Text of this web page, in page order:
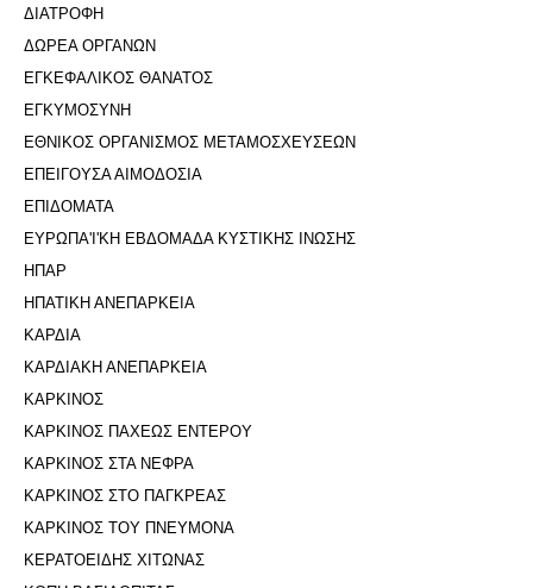
ΔΙΑΤΡΟΦΗ
ΔΩΡΕΑ ΟΡΓΑΝΩΝ
ΕΓΚΕΦΑΛΙΚΟΣ ΘΑΝΑΤΟΣ
ΕΓΚΥΜΟΣΥΝΗ
ΕΘΝΙΚΟΣ ΟΡΓΑΝΙΣΜΟΣ ΜΕΤΑΜΟΣΧΕΥΣΕΩΝ
ΕΠΕΙΓΟΥΣΑ ΑΙΜΟΔΟΣΙΑ
ΕΠΙΔΟΜΑΤΑ
ΕΥΡΩΠΑ'Ι'ΚΗ ΕΒΔΟΜΑΔΑ ΚΥΣΤΙΚΗΣ ΙΝΩΣΗΣ
ΗΠΑΡ
ΗΠΑΤΙΚΗ ΑΝΕΠΑΡΚΕΙΑ
ΚΑΡΔΙΑ
ΚΑΡΔΙΑΚΗ ΑΝΕΠΑΡΚΕΙΑ
ΚΑΡΚΙΝΟΣ
ΚΑΡΚΙΝΟΣ ΠΑΧΕΩΣ ΕΝΤΕΡΟΥ
ΚΑΡΚΙΝΟΣ ΣΤΑ ΝΕΦΡΑ
ΚΑΡΚΙΝΟΣ ΣΤΟ ΠΑΓΚΡΕΑΣ
ΚΑΡΚΙΝΟΣ ΤΟΥ ΠΝΕΥΜΟΝΑ
ΚΕΡΑΤΟΕΙΔΗΣ ΧΙΤΩΝΑΣ